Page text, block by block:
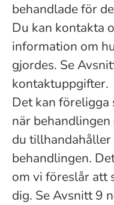
behandlade för
Du kan kontakta
information om
gjordes. Se
kontaktuppgifter.
Det kan
när
du tillhandahåller
behandlingen.
om vi föreslår att
dig. Se Avsnitt 9